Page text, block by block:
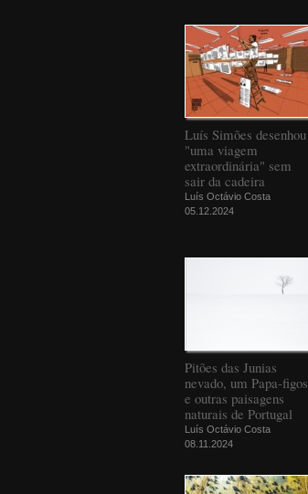
Luís Simões desenhou
"uma viagem
extraordinária" sem
sair da cadeira
Luís Octávio Costa
05.12.2024
Pitões das Junias
nevado, um Papa-figos
e outras paisagens
naturais de Portugal
Luís Octávio Costa
08.11.2024